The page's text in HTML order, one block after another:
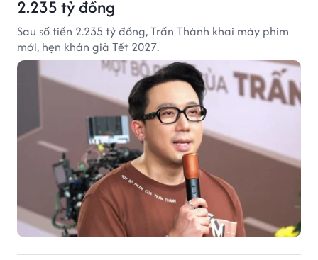
2.235 tỷ đồng
Sau số tiền 2.235 tỷ đồng, Trấn Thành khai máy phim
mới, hẹn khán giả Tết 2027.